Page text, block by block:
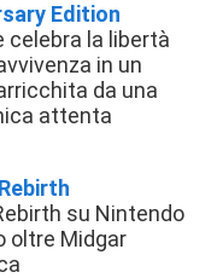
Edition
celebra la libertà
in un
da una
attenta
su Nintendo
oltre Midgar